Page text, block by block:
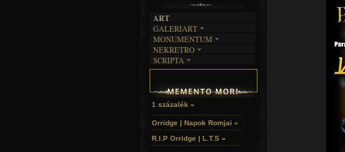
ART
GALERIART
ARTGALERI
KÉPREGÉNYEK
LAKÁSKULTS
MONUMENTUM
TEMETŐK
TEMPLOMOK
HELYEK
NEKRETRO
SZUBKULT
RELIKVIÁK
SCRIPTA
NOVELLÁK
HALÁLTÁNC
1 százalék »
Orridge | Napok Romjai »
R.I.P Orridge | L.T.S »